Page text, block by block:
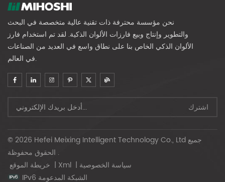
نحن مؤسسة محترفة ذات تقنية عالية متخصصة في البحث
والتطوير وإنتاج وبيع فارزات الألوان الذكية. لقد تم استخدام فارز
الألوان الذكي الخاص بنا على نطاق واسع في العديد من الصناعات
في العالم.
© 2026 Hefei Meixing Intelligent Technology Co., Ltd جميع
الحقوق محفوظة .
| Xml | سياسة الخصوصية
IPv6 الشبكة المدعومة